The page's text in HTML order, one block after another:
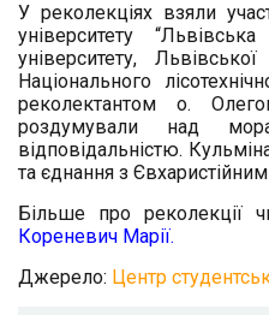
У реколекціях взяли
університету
університету,
Національного
реколектантом о.
роздумували над
відповідальністю.
та єднання з
Більше про реколекції
Кореневич Марії.
Джерело: Центр